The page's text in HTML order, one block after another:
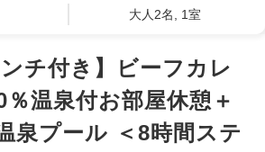
大人2名, 1室
ンチ付き】ビーフカレ
％温泉付お部屋休憩＋
泉プール ＜8時間ステ